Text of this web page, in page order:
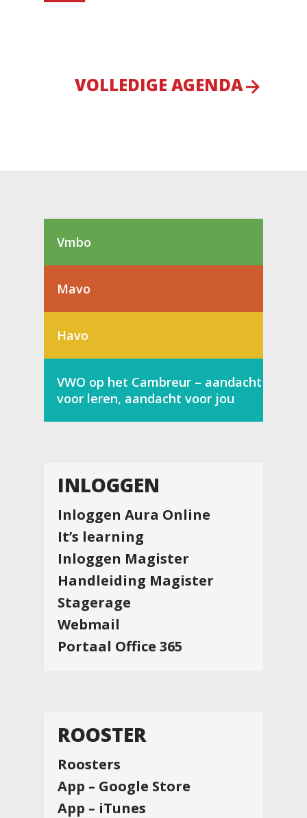
VOLLEDIGE AGENDA
Vmbo
Mavo
Havo
VWO op het Cambreur – aandacht
voor leren, aandacht voor jou
INLOGGEN
Inloggen Aura Online
It’s learning
Inloggen Magister
Handleiding Magister
Stagerage
Webmail
Portaal Office 365
ROOSTER
Roosters
App – Google Store
App – iTunes